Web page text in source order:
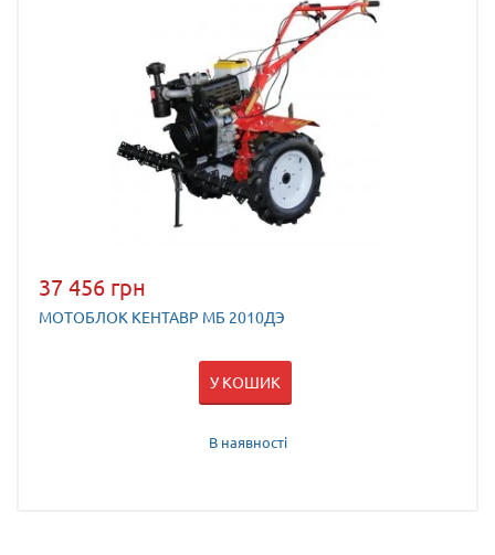
37 456 грн
МОТОБЛОК КЕНТАВР МБ 2010ДЭ
У КОШИК
В наявності